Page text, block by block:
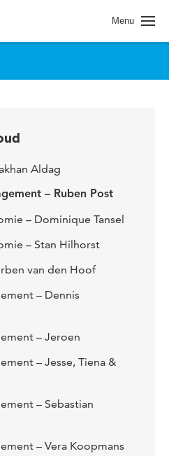
Menu
Aldag
– Ruben Post
– Dominique Tansel
– Stan Hilhorst
van den Hoof
– Dennis
– Jeroen
– Jesse, Tiena &
– Sebastian
– Vera Koopmans